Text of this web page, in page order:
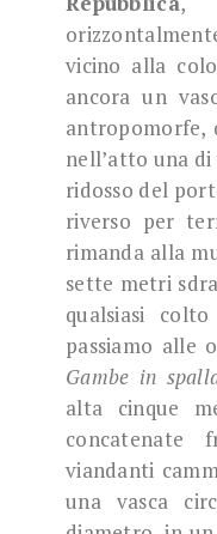
vicino alla
ancora un
antropomorfe,
nell’atto una
ridosso del
riverso per
rimanda alla
sette metri
qualsiasi
passiamo alle
Gambe in
alta cinque
concatenate
viandanti
una vasca